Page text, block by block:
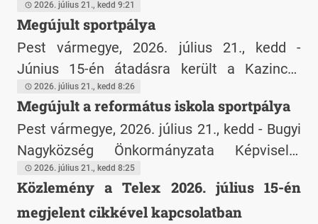
került sor az "Iparterület kialakítása Bugyi
településen" című projekt záró átadó
rendezvényére.
2026. július 21., kedd 9:21
Megújult sportpálya
Pest vármegye, 2026. július 21., kedd -
Június 15-én átadásra került a Kazinczy
Ferenc Általános iskola és AMI megújult
rekortán sportpályája.
2026. július 21., kedd 8:26
Megújult a református iskola sportpálya
Pest vármegye, 2026. július 21., kedd - Bugyi
Nagyközség Önkormányzata Képviselő-
testülete 2025. októberében döntött, hogy
részt vesz az Aktív Magyarország Program
keretében az iskolai sportpályák felújítása
2026. július 21., kedd 8:25
Közlemény a Telex 2026. július 15-én
megjelent cikkével kapcsolatban